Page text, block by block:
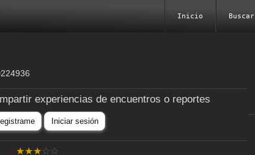
Inicio Buscar
experiencias de encuentros o reportes
Iniciar sesión